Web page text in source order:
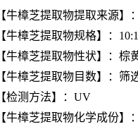
【牛樟芝提取物提取来源】
【牛樟芝提取物规格】：
【牛樟芝提取物性状】：棕
【牛樟芝提取物目数】：筛
【检测方法】：UV
【牛樟芝提取物化学成份】